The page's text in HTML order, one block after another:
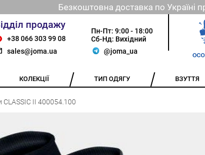
Безкоштовна доставка по Україні
продажу
+38 066 303 99 08
sales@joma.ua
Пн-Пт: 9:00 - 18:00
Сб-Нд: Вихідний
@joma_ua
КОЛЕКЦІЇ ТИП ОДЯГУ ВЗУТТЯ
CLASSIC II 400054.100